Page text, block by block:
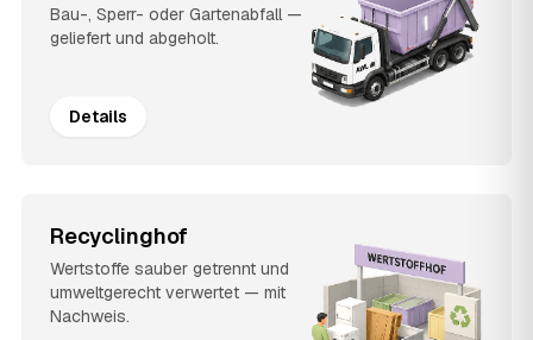
Bau-, Sperr- oder Gartenabfall —
geliefert und abgeholt.
Details
Recyclinghof
Wertstoffe sauber getrennt und
umweltgerecht verwertet — mit
Nachweis.